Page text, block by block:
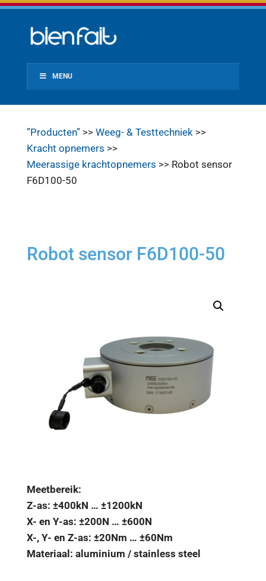
MENU
”Producten”>> Weeg- & Testtechniek>>
Kracht opnemers >>
Meerassige krachtopnemers >> Robot sensor
F6D100-50
Robot sensor F6D100-50
Meetbereik:
Z-as: ±400kN … ±1200kN
X- en Y-as: ±200N … ±600N
X-, Y- en Z-as: ±20Nm … ±60Nm
Materiaal: aluminium / stainless steel